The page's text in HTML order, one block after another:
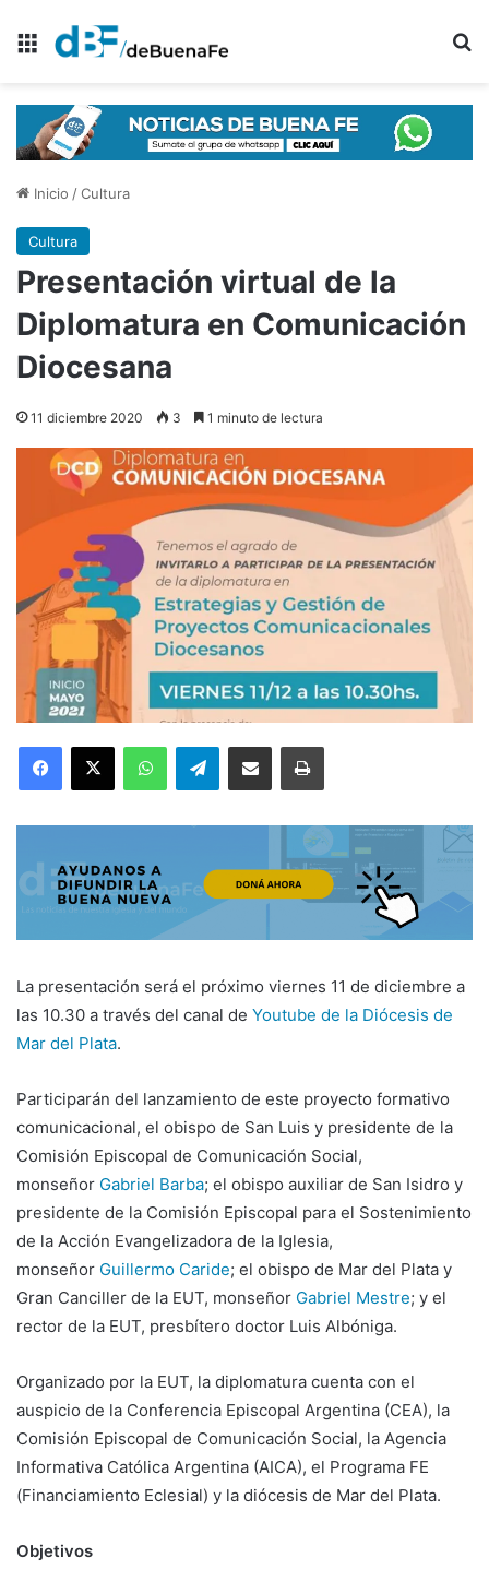
Menú
Inicio /Cultura
Cultura
Presentación virtual de la
Diplomatura en Comunicación
Diocesana
11 diciembre 2020 3 1 minuto de lectura
Telegram
La presentación será el próximo viernes 11 de diciembre a
las 10.30 a través del canal de Youtube de la Diócesis de
Mar del Plata.
Participarán del lanzamiento de este proyecto formativo
comunicacional, el obispo de San Luis y presidente de la
Comisión Episcopal de Comunicación Social,
monseñor Gabriel Barba; el obispo auxiliar de San Isidro y
presidente de la Comisión Episcopal para el Sostenimiento
de la Acción Evangelizadora de la Iglesia,
monseñor Guillermo Caride; el obispo de Mar del Plata y
Gran Canciller de la EUT, monseñor Gabriel Mestre; y el
rector de la EUT, presbítero doctor Luis Albóniga.
Organizado por la EUT, la diplomatura cuenta con el
auspicio de la Conferencia Episcopal Argentina (CEA), la
Comisión Episcopal de Comunicación Social, la Agencia
Informativa Católica Argentina (AICA), el Programa FE
(Financiamiento Eclesial) y la diócesis de Mar del Plata.
Objetivos